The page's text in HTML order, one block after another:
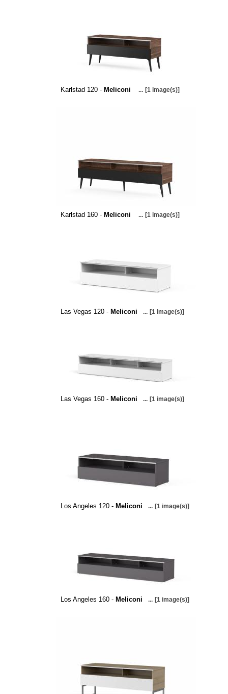
Karlstad 120 - Meliconi ... [1 image(s)]
Karlstad 160 - Meliconi ... [1 image(s)]
Las Vegas 120 - Meliconi ... [1 image(s)]
Las Vegas 160 - Meliconi ... [1 image(s)]
Los Angeles 120 - Meliconi ... [1 image(s)]
Los Angeles 160 - Meliconi ... [1 image(s)]